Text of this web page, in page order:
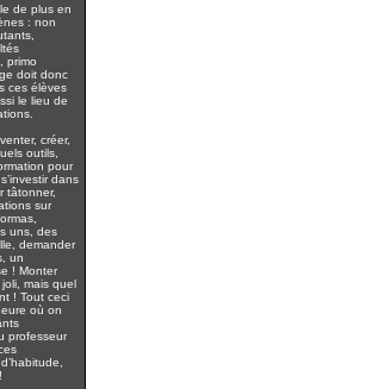
de plus en
: non
primo
doit donc
ces élèves
le lieu de
créer,
outils,
pour
dans
tâtonner,
sur
uns, des
demander
un
! Monter
mais quel
! Tout ceci
où on
professeur